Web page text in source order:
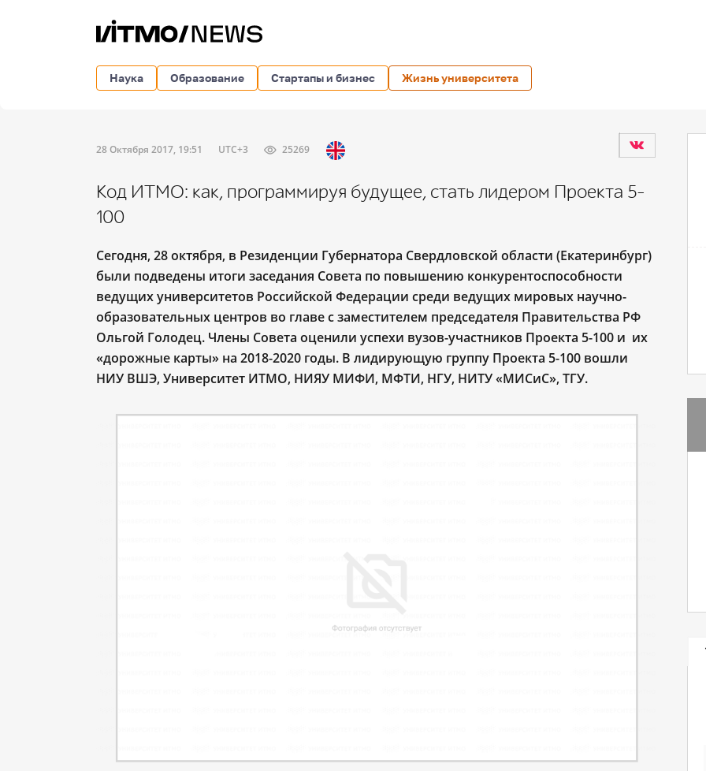
Наука Образование Стартапы и бизнес Жизнь университета
28 Октября 2017, 19:51 UTC+3 25269
Код ИТМО: как, программируя будущее, стать лидером Проекта 5-
100
Сегодня, 28 октября, в Резиденции Губернатора Свердловской области (Екатеринбург)
были подведены итоги заседания Совета по повышению конкурентоспособности
ведущих университетов Российской Федерации среди ведущих мировых научно-
образовательных центров во главе с заместителем председателя Правительства РФ
Ольгой Голодец. Члены Совета оценили успехи вузов-участников Проекта 5-100 и их
«дорожные карты» на 2018-2020 годы. В лидирующую группу Проекта 5-100 вошли
НИУ ВШЭ, Университет ИТМО, НИЯУ МИФИ, МФТИ, НГУ, НИТУ «МИСиС», ТГУ.